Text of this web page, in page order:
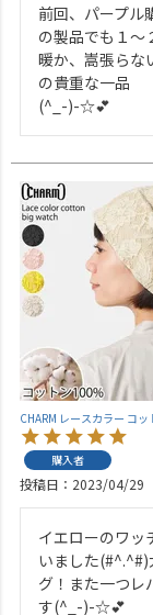
前回、パープル
の製品でも１
暖か、嵩張らな
の貴重な一品
(^_-)-☆💕
CHARM レースカラー コ
購入者
投稿日 2023/04/29
イエローのワッ
いました(#^.^#)
グ！また一つレ
す(^_-)-☆💕